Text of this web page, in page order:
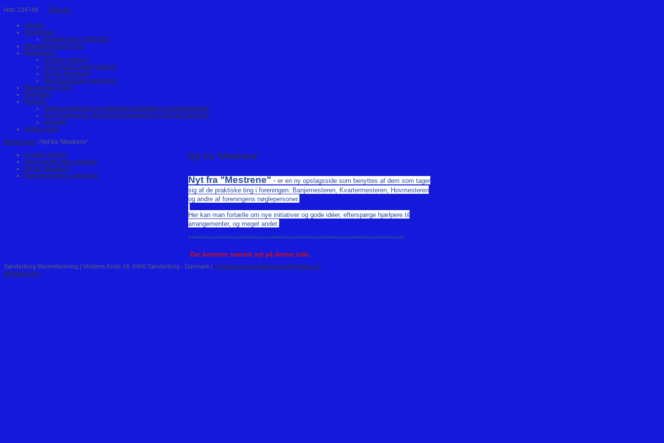
Hits: 234748 Sitemap
Forside
Foreningen
Besætningen 2026/2027
Aktivitetsoversigt 2026
Medlemmer
At være medlem
Jeg vil gerne være medlem
Nyt fra "Mestrene"
Banjemestrenes vagtplaner
Mærkedage 2026
Slopkisten
Nyheder
Stemningsbilleder og nedslag fra aktiviteter og arrangementer
Nyt fra Søværnet, Marinehjemmeværnet og "Det blå Danmark"
Nyheder
Nyttige Links
Medlemmer / Nyt fra "Mestrene"
At være medlem
Jeg vil gerne være medlem
Nyt fra "Mestrene"
Banjemestrenes vagtplaner
Nyt fra "Mestrene"
Nyt fra "Mestrene" - er en ny opslagsside som benyttes af dem som tager
sig af de praktiske ting i foreningen: Banjemesteren, Kvartermesteren, Hovmesteren
og andre af foreningens nøglepersoner.
Her kan man fortælle om nye initiativer og gode idéer, efterspørge hjælpere til
arrangementer, og meget andet.
*************************************************************************
Der kommer snarest nyt på denne side.
Sønderborg Marineforening | Verdens Ende 16, 6400 Sønderborg - Danmark | Sonderborgmarineforening@gmail.com
Bricksite.com